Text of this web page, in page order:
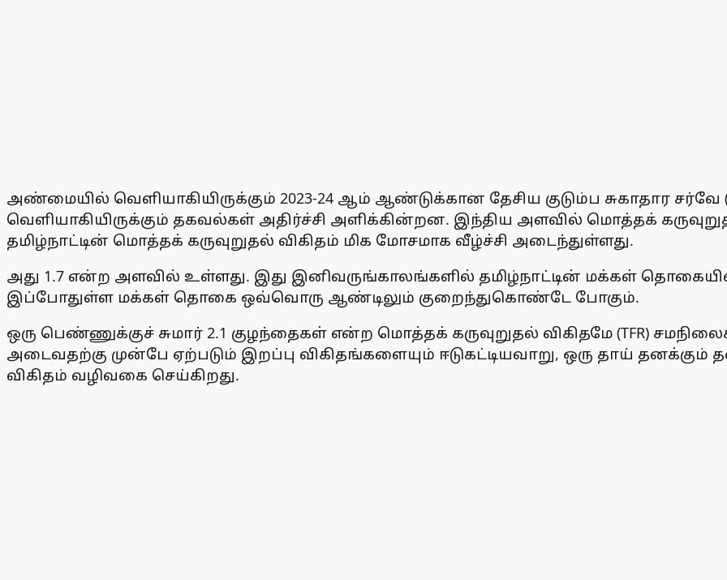
அண்மையில் வெளியாகியிருக்கும் 2023-24 ஆம் ஆண்டுக்கான தேசிய குடும்ப சுகாதார சர்வே
வெளியாகியிருக்கும் தகவல்கள் அதிர்ச்சி அளிக்கின்றன. இந்திய அளவில் மொத்தக்
தமிழ்நாட்டின் மொத்தக் கருவுறுதல் விகிதம் மிக மோசமாக வீழ்ச்சி அடைந்துள்ளது.
அது 1.7 என்ற அளவில் உள்ளது. இது இனிவருங்காலங்களில் தமிழ்நாட்டின் மக்கள்
இப்போதுள்ள மக்கள் தொகை ஒவ்வொரு ஆண்டிலும் குறைந்துகொண்டே போகும்.
ஒரு பெண்ணுக்குச் சுமார் 2.1 குழந்தைகள் என்ற மொத்தக் கருவுறுதல் விகிதமே (TFR)
அடைவதற்கு முன்பே ஏற்படும் இறப்பு விகிதங்களையும் ஈடுகட்டியவாறு, ஒரு தாய்
விகிதம் வழிவகை செய்கிறது.